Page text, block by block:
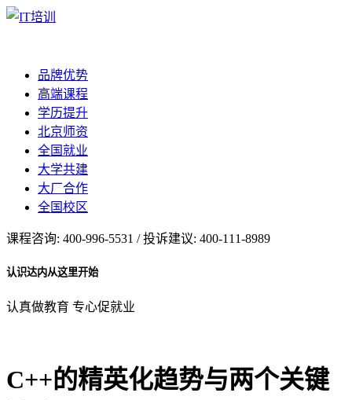
品牌优势
高端课程
学历提升
北京师资
全国就业
大学共建
大厂合作
全国校区
课程咨询: 400-996-5531 / 投诉建议: 400-111-8989
认识达内从这里开始
认真做教育 专心促就业
C++的精英化趋势与两个关键